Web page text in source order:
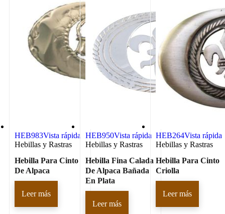
HEB983Vista rápida
Hebillas y Rastras
Hebilla Para Cinto
De Alpaca
Leer más
HEB950Vista rápida
Hebillas y Rastras
Hebilla Fina Calada
De Alpaca Bañada
En Plata
Leer más
HEB264Vista rápida
Hebillas y Rastras
Hebilla Para Cinto
Criolla
Leer más